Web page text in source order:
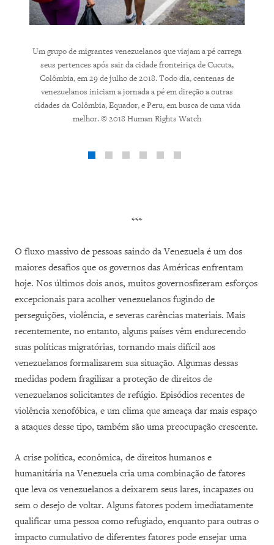
Um grupo de migrantes venezuelanos que viajam a pé carrega
seus pertences após sair da cidade fronteiriça de Cucuta,
Colômbia, em 29 de julho de 2018. Todo dia, centenas de
venezuelanos iniciam a jornada a pé em direção a outras
cidades da Colômbia, Equador, e Peru, em busca de uma vida
melhor. © 2018 Human Rights Watch
***
O fluxo massivo de pessoas saindo da Venezuela é um dos
maiores desafios que os governos das Américas enfrentam
hoje. Nos últimos dois anos, muitos governosfizeram esforços
excepcionais para acolher venezuelanos fugindo de
perseguições, violência, e severas carências materiais. Mais
recentemente, no entanto, alguns países vêm endurecendo
suas políticas migratórias, tornando mais difícil aos
venezuelanos formalizarem sua situação. Algumas dessas
medidas podem fragilizar a proteção de direitos de
venezuelanos solicitantes de refúgio. Episódios recentes de
violência xenofóbica, e um clima que ameaça dar mais espaço
a ataques desse tipo, também são uma preocupação crescente.
A crise política, econômica, de direitos humanos e
humanitária na Venezuela cria uma combinação de fatores
que leva os venezuelanos a deixarem seus lares, incapazes ou
sem o desejo de voltar. Alguns fatores podem imediatamente
qualificar uma pessoa como refugiado, enquanto para outras o
impacto cumulativo de diferentes fatores pode ensejar uma